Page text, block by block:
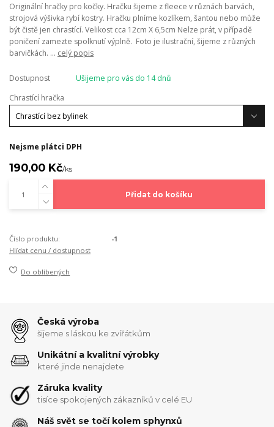
Originální hračky pro kočky. Hračku šijeme z fleece v různách barvách,
strojová výšivka rybí kostry. Hračku plníme kozlíkem, šantou nebo může
být čistě jen chrastící. Velikost cca 12cm X 6,5cm Nelze prát, v případě
poničení zamezte spolknutí výplně. Foto je ilustrační, šijeme z různých
barvičkách. ... celý popis
Dostupnost
Ušijeme pro vás do 14 dnů
Chrastící hračka
Nejsme plátci DPH
190,00 Kč/ks
Přidat do košíku
Číslo produktu:
-1
Hlídat cenu / dostupnost
Do oblíbených
Česká výroba
šijeme s láskou ke zvířátkům
Unikátní a kvalitní výrobky
které jinde nenajdete
Záruka kvality
tisíce spokojených zákazníků v celé EU
Náš svět se točí kolem sphynxů